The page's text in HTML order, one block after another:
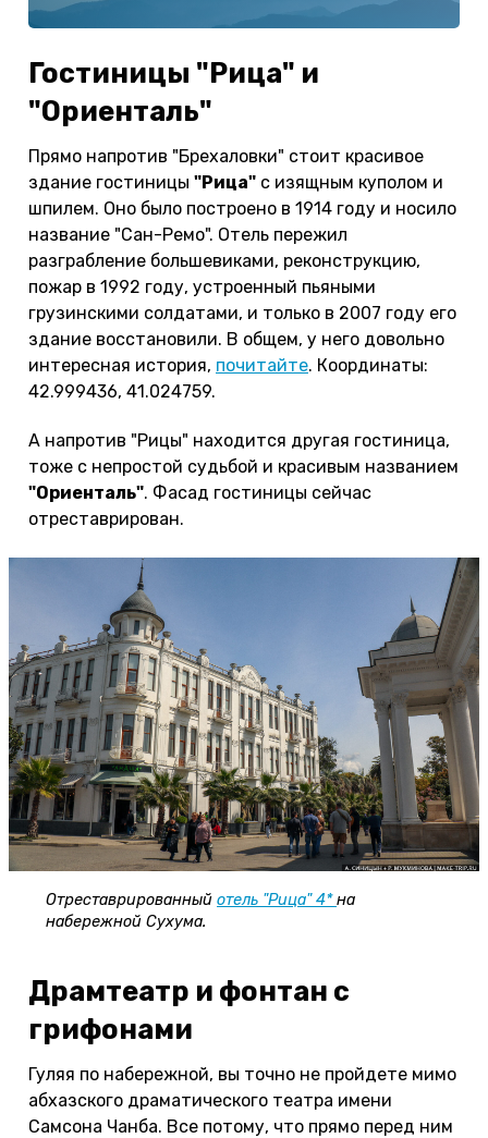
Гостиницы "Рица" и
"Ориенталь"
Прямо напротив "Брехаловки" стоит красивое
здание гостиницы "Рица" с изящным куполом и
шпилем. Оно было построено в 1914 году и носило
название "Сан-Ремо". Отель пережил
разграбление большевиками, реконструкцию,
пожар в 1992 году, устроенный пьяными
грузинскими солдатами, и только в 2007 году его
здание восстановили. В общем, у него довольно
интересная история, почитайте. Координаты:
42.999436, 41.024759.
А напротив "Рицы" находится другая гостиница,
тоже с непростой судьбой и красивым названием
"Ориенталь". Фасад гостиницы сейчас
отреставрирован.
Отреставрированный отель "Рица" 4*на
набережной Сухума.
Драмтеатр и фонтан с
грифонами
Гуляя по набережной, вы точно не пройдете мимо
абхазского драматического театра имени
Самсона Чанба. Все потому, что прямо перед ним